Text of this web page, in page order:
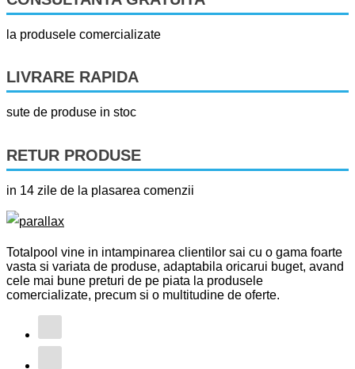
la produsele comercializate
LIVRARE RAPIDA
sute de produse in stoc
RETUR PRODUSE
in 14 zile de la plasarea comenzii
Totalpool vine in intampinarea clientilor sai cu o gama foarte
vasta si variata de produse, adaptabila oricarui buget, avand
cele mai bune preturi de pe piata la produsele
comercializate, precum si o multitudine de oferte.